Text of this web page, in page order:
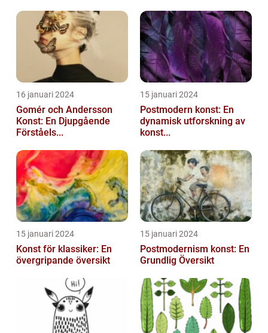
16 januari 2024
Gomér och Andersson
Konst: En Djupgående
Förståels...
15 januari 2024
Postmodern konst: En
dynamisk utforskning av
konst...
15 januari 2024
Konst för klassiker: En
övergripande översikt
15 januari 2024
Postmodernism konst: En
Grundlig Översikt